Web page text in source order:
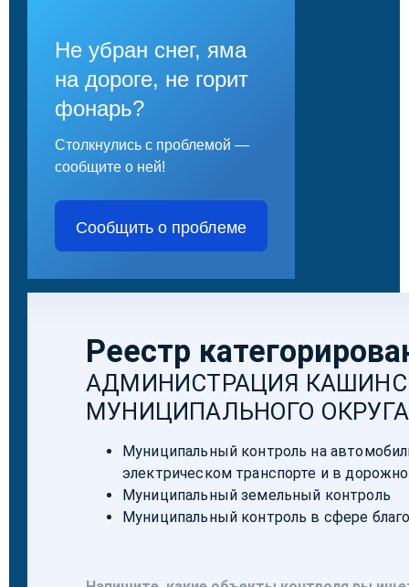
Не убран снег, яма
на дороге, не горит
фонарь?
Столкнулись с проблемой —
сообщите о ней!
Сообщить о проблеме